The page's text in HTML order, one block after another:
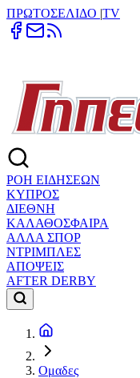
ΠΡΩΤΟΣΕΛΙΔΟ |TV
ΡΟΗ ΕΙΔΗΣΕΩΝ
ΚΥΠΡΟΣ
ΔΙΕΘΝΗ
ΚΑΛΑΘΟΣΦΑΙΡΑ
ΑΛΛΑ ΣΠΟΡ
ΝΤΡΙΜΠΛΕΣ
ΑΠΟΨΕΙΣ
AFTER DERBY
Ομαδες